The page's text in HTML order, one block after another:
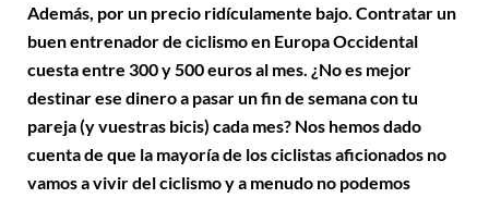
Además, por un precio ridículamente bajo. Contratar un
buen entrenador de ciclismo en Europa Occidental
cuesta entre 300 y 500 euros al mes. ¿No es mejor
destinar ese dinero a pasar un fin de semana con tu
pareja (y vuestras bicis) cada mes? Nos hemos dado
cuenta de que la mayoría de los ciclistas aficionados no
vamos a vivir del ciclismo y a menudo no podemos